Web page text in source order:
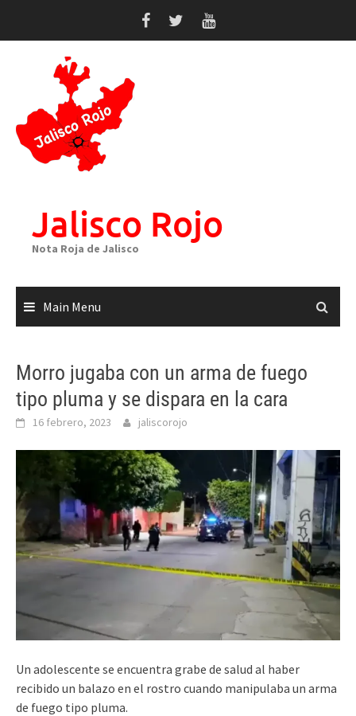
Jalisco Rojo
Nota Roja de Jalisco
Main Menu
Morro jugaba con un arma de fuego
tipo pluma y se dispara en la cara
16 febrero, 2023 jaliscorojo
Un adolescente se encuentra grabe de salud al haber
recibido un balazo en el rostro cuando manipulaba un arma
de fuego tipo pluma.